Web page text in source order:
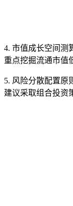
4. 市值成长空间测
重点挖掘流通市值
5. 风险分散配置原
建议采取组合投资